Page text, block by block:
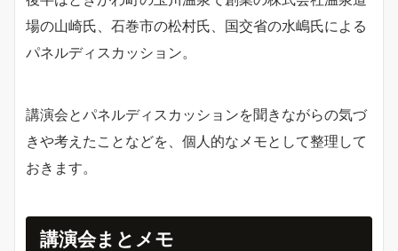
場の山崎氏、石巻市の松村氏、国交省の水嶋氏による
パネルディスカッション。
講演会とパネルディスカッションを聞きながらの気づ
きや考えたことなどを、個人的なメモとして整理して
おきます。
講演会まとメモ